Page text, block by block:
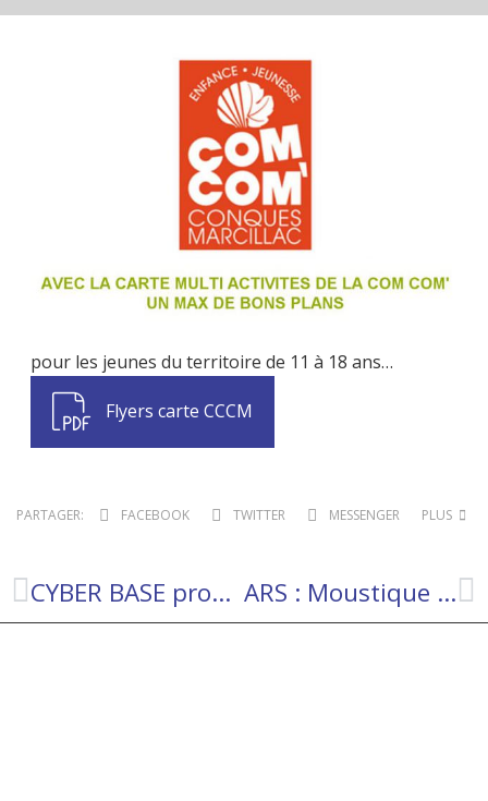
pour les jeunes du territoire de 11 à 18 ans…
Flyers carte CCCM
PARTAGER: FACEBOOK TWITTER MESSENGER PLUS
CYBER BASE programme du 07/04 au 03/07/2026 ARS : Moustique Tigre